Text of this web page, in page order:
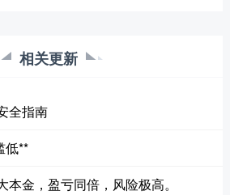
相关更新
全指南
低**
金，盈亏同倍，风险极高。